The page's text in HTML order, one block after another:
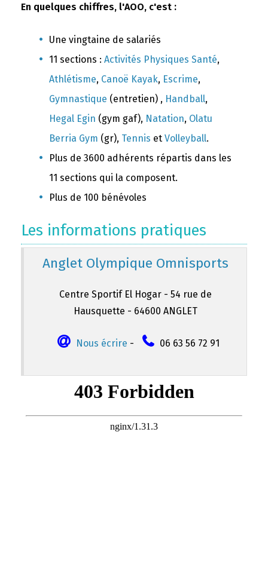
En quelques chiffres, l'AOO, c'est :
Une vingtaine de salariés
11 sections : Activités Physiques Santé,
Athlétisme, Canoë Kayak, Escrime,
Gymnastique (entretien) , Handball,
Hegal Egin (gym gaf), Natation, Olatu
Berria Gym (gr), Tennis et Volleyball.
Plus de 3600 adhérents répartis dans les
11 sections qui la composent.
Plus de 100 bénévoles
Les informations pratiques
Anglet Olympique Omnisports
Centre Sportif El Hogar - 54 rue de
Hausquette - 64600 ANGLET
Nous écrire - 06 63 56 72 91